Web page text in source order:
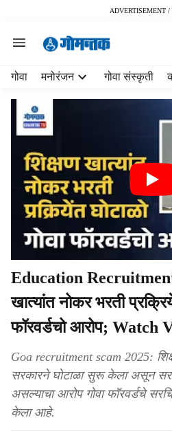
ADVERTISEMENT /
गोवा मनोरंजन गोवा संस्कृती
Education
खात्यांत नोकर भरती
फॉरवर्डचो आरोप; Watch
Goa recruitment scam 2025:
सरकारने घोटाळा सुरू केला असून
असल्याचा आरोप गोवा फॉरवर्डचे
केला आहे.